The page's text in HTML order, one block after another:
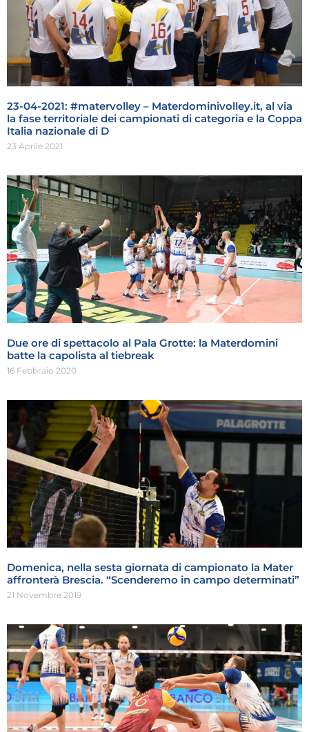
23-04-2021: #matervolley – Materdominivolley.it, al via
la fase territoriale dei campionati di categoria e la Coppa
Italia nazionale di D
23 Aprile 2021
Due ore di spettacolo al Pala Grotte: la Materdomini
batte la capolista al tiebreak
16 Febbraio 2020
Domenica, nella sesta giornata di campionato la Mater
affronterà Brescia. “Scenderemo in campo determinati”
21 Novembre 2019